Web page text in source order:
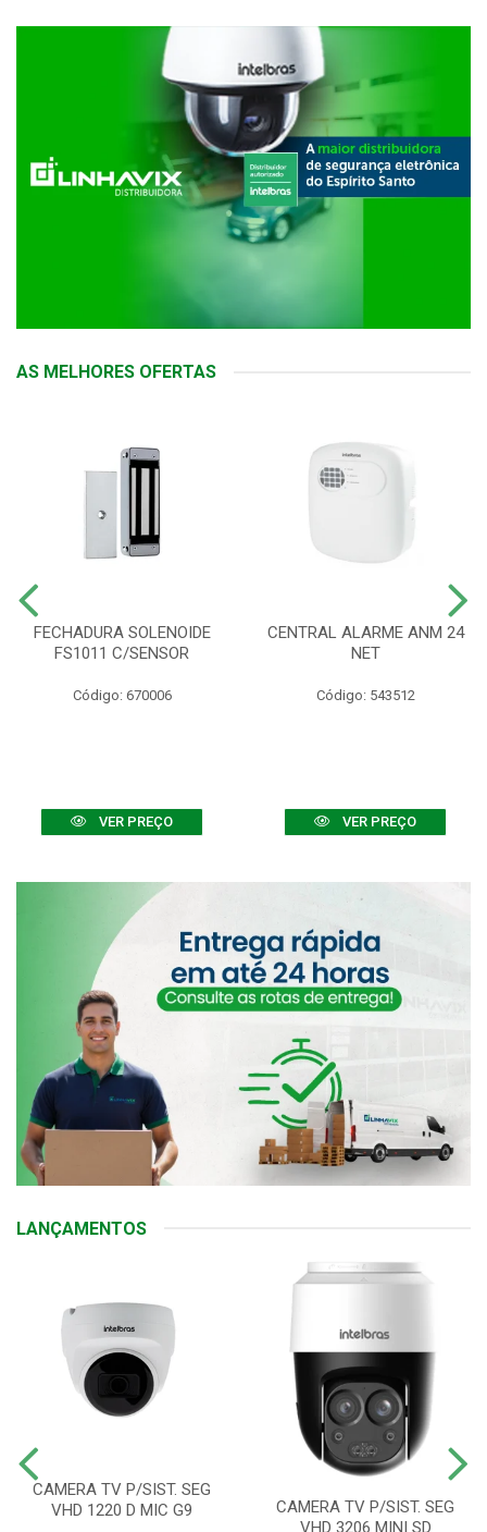
AS MELHORES OFERTAS
FECHADURA SOLENOIDE
FS1011 C/SENSOR
Código: 670006
VER PREÇO
CENTRAL ALARME ANM 24
NET
Código: 543512
VER PREÇO
LANÇAMENTOS
CAMERA TV P/SIST. SEG
VHD 1220 D MIC G9
CAMERA TV P/SIST. SEG
VHD 3206 MINI SD